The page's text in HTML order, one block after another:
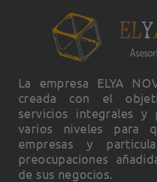
La empresa ELYA
creada con el
servicios integrales y
varios niveles para
empresas y
preocupaciones
de sus negocios.